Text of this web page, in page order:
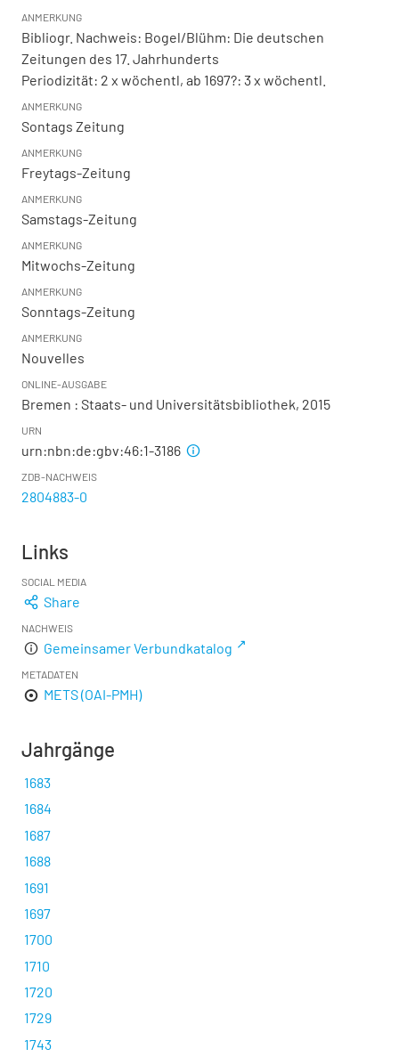
ANMERKUNG
Bibliogr. Nachweis: Bogel/Blühm: Die deutschen
Zeitungen des 17. Jahrhunderts
Periodizität: 2 x wöchentl, ab 1697?: 3 x wöchentl.
ANMERKUNG
Sontags Zeitung
ANMERKUNG
Freytags-Zeitung
ANMERKUNG
Samstags-Zeitung
ANMERKUNG
Mitwochs-Zeitung
ANMERKUNG
Sonntags-Zeitung
ANMERKUNG
Nouvelles
ONLINE-AUSGABE
Bremen : Staats- und Universitätsbibliothek, 2015
URN
urn:nbn:de:gbv:46:1-3186
ZDB-NACHWEIS
2804883-0
Links
SOCIAL MEDIA
Share
NACHWEIS
Gemeinsamer Verbundkatalog
METADATEN
METS (OAI-PMH)
Jahrgänge
1683
1684
1687
1688
1691
1697
1700
1710
1720
1729
1743